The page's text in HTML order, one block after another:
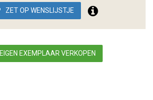
ZET OP WENSLIJSTJE
EIGEN EXEMPLAAR VERKOPEN